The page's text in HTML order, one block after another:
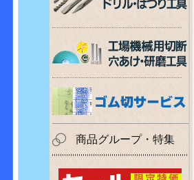
商品グループ・特集